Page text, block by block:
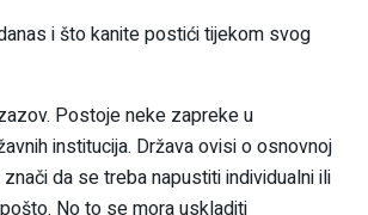
i što kanite postići tijekom svog
Postoje neke zapreke u
institucija. Država ovisi o osnovnoj
da se treba napustiti individualni ili
No to se mora uskladiti